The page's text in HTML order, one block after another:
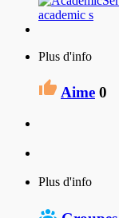
academic s
Plus d'info
Aime 0
Plus d'info